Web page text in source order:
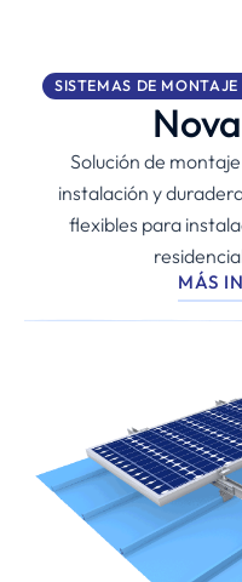
SISTEMAS DE
Solución de
instalación y
flexibles para
MÁS